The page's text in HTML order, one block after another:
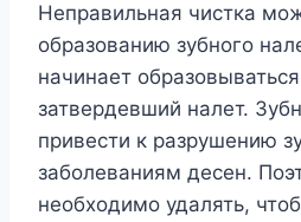
Неправильная чистка
образованию зубного
начинает
затвердевший налет.
привести к разрушению
заболеваниям десен.
необходимо удалять,